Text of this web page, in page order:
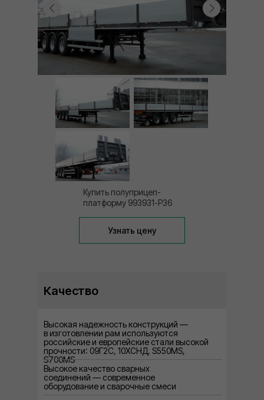
Купить полуприцеп-
платформу 993931-P36
Узнать цену
Качество
Высокая надежность конструкций —
в изготовлении рам используются
российские и европейские стали высокой
прочности: 09Г2С, 10XСНД, S550MS,
S700MS
Высокое качество сварных
соединений — современное
оборудование и сварочные смеси